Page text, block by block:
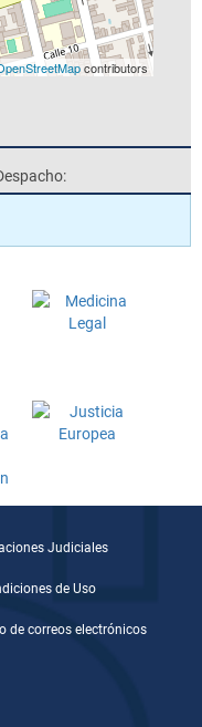
contributors
Judiciales
de Uso
de correos electrónicos